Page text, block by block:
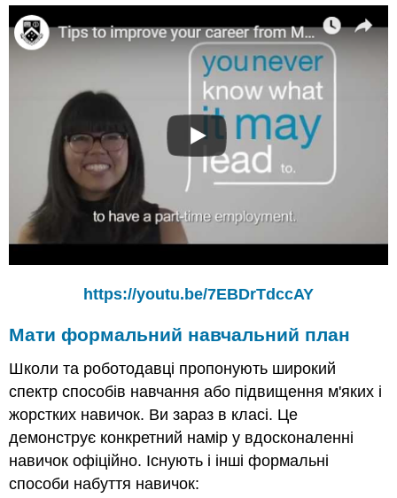
https://youtu.be/7EBDrTdccAY
Мати формальний навчальний план
Школи та роботодавці пропонують широкий
спектр способів навчання або підвищення м'яких і
жорстких навичок. Ви зараз в класі. Це
демонструє конкретний намір у вдосконаленні
навичок офіційно. Існують і інші формальні
способи набуття навичок: